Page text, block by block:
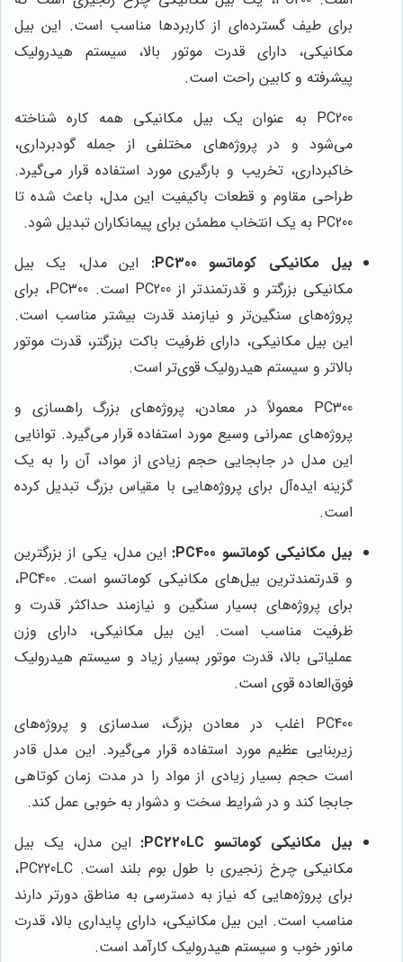
برای طیف گسترده‌ای از کاربردها مناسب است. این بیل
مکانیکی، دارای قدرت موتور بالا، سیستم هیدرولیک
پیشرفته و کابین راحت است.
PC200 به عنوان یک بیل مکانیکی همه کاره شناخته
می‌شود و در پروژه‌های مختلفی از جمله گودبرداری،
خاکبرداری، تخریب و بارگیری مورد استفاده قرار می‌گیرد.
طراحی مقاوم و قطعات باکیفیت این مدل، باعث شده تا
PC200 به یک انتخاب مطمئن برای پیمانکاران تبدیل شود.
بیل مکانیکی کوماتسو PC300:
این مدل، یک بیل
مکانیکی بزرگتر و قدرتمندتر از PC200 است. PC300، برای
پروژه‌های سنگین‌تر و نیازمند قدرت بیشتر مناسب است.
این بیل مکانیکی، دارای ظرفیت باکت بزرگتر، قدرت موتور
بالاتر و سیستم هیدرولیک قوی‌تر است.
PC300 معمولاً در معادن، پروژه‌های بزرگ راهسازی و
پروژه‌های عمرانی وسیع مورد استفاده قرار می‌گیرد. توانایی
این مدل در جابجایی حجم زیادی از مواد، آن را به یک
گزینه ایده‌آل برای پروژه‌هایی با مقیاس بزرگ تبدیل کرده
است.
بیل مکانیکی کوماتسو PC400:
این مدل، یکی از بزرگترین
و قدرتمندترین بیل‌های مکانیکی کوماتسو است. PC400،
برای پروژه‌های بسیار سنگین و نیازمند حداکثر قدرت و
ظرفیت مناسب است. این بیل مکانیکی، دارای وزن
عملیاتی بالا، قدرت موتور بسیار زیاد و سیستم هیدرولیک
فوق‌العاده قوی است.
PC400 اغلب در معادن بزرگ، سدسازی و پروژه‌های
زیربنایی عظیم مورد استفاده قرار می‌گیرد. این مدل قادر
است حجم بسیار زیادی از مواد را در مدت زمان کوتاهی
جابجا کند و در شرایط سخت و دشوار به خوبی عمل کند.
بیل مکانیکی کوماتسو PC220LC:
این مدل، یک بیل
مکانیکی چرخ زنجیری با طول بوم بلند است. PC220LC،
برای پروژه‌هایی که نیاز به دسترسی به مناطق دورتر دارند
مناسب است. این بیل مکانیکی، دارای پایداری بالا، قدرت
مانور خوب و سیستم هیدرولیک کارآمد است.